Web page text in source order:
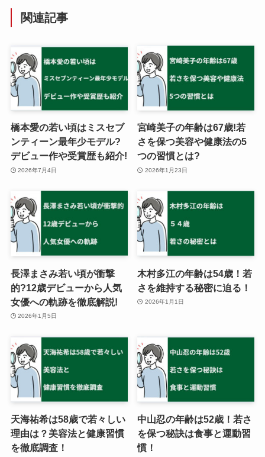
関連記事
橋本愛の若い頃はミスセブ
ンティーン最年少モデル?
デビュー作や受賞歴も紹介!
2026年7月4日
宮崎美子の年齢は67歳!若
さを保つ美容や健康法の5
つの習慣とは?
2026年1月23日
長澤まさみ若い頃が衝撃
的?12歳デビューから人気
女優への軌跡を徹底解説!
2026年1月5日
木村多江の年齢は54歳！若
さを維持する秘密に迫る！
2026年1月1日
天海祐希は58歳で若々しい
理由は？美容法と健康習慣
を徹底調査！
中山忍の年齢は52歳！若さ
を保つ秘訣は食事と運動習
慣！